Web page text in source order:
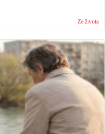
Ze života